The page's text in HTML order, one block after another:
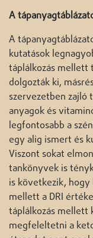
A
A
kutatások
táplálkozás mellett
dolgozták ki,
szervezetben zajló
anyagok és
legfontosabb a
egy alig ismert és
Viszont sokat
tankönyvek is
is következik,
mellett a DRI
táplálkozás mellett
megfeleltetni a